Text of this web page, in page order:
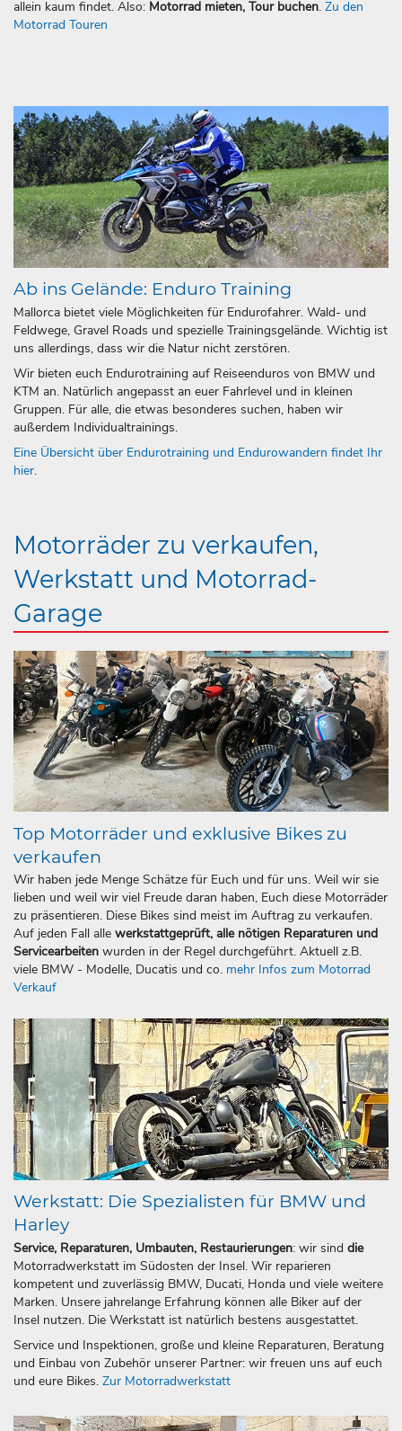
allein kaum findet. Also: Motorrad mieten, Tour buchen. Zu den
Motorrad Touren
Ab ins Gelände: Enduro Training
Mallorca bietet viele Möglichkeiten für Endurofahrer. Wald- und
Feldwege, Gravel Roads und spezielle Trainingsgelände. Wichtig ist
uns allerdings, dass wir die Natur nicht zerstören.
Wir bieten euch Endurotraining auf Reiseenduros von BMW und
KTM an. Natürlich angepasst an euer Fahrlevel und in kleinen
Gruppen. Für alle, die etwas besonderes suchen, haben wir
außerdem Individualtrainings.
Eine Übersicht über Endurotraining und Endurowandern findet Ihr
hier.
Motorräder zu verkaufen,
Werkstatt und Motorrad-
Garage
Top Motorräder und exklusive Bikes zu
verkaufen
Wir haben jede Menge Schätze für Euch und für uns. Weil wir sie
lieben und weil wir viel Freude daran haben, Euch diese Motorräder
zu präsentieren. Diese Bikes sind meist im Auftrag zu verkaufen.
Auf jeden Fall alle werkstattgeprüft, alle nötigen Reparaturen und
Servicearbeiten wurden in der Regel durchgeführt. Aktuell z.B.
viele BMW - Modelle, Ducatis und co. mehr Infos zum Motorrad
Verkauf
Werkstatt: Die Spezialisten für BMW und
Harley
Service, Reparaturen, Umbauten, Restaurierungen: wir sind die
Motorradwerkstatt im Südosten der Insel. Wir reparieren
kompetent und zuverlässig BMW, Ducati, Honda und viele weitere
Marken. Unsere jahrelange Erfahrung können alle Biker auf der
Insel nutzen. Die Werkstatt ist natürlich bestens ausgestattet.
Service und Inspektionen, große und kleine Reparaturen, Beratung
und Einbau von Zubehör unserer Partner: wir freuen uns auf euch
und eure Bikes. Zur Motorradwerkstatt